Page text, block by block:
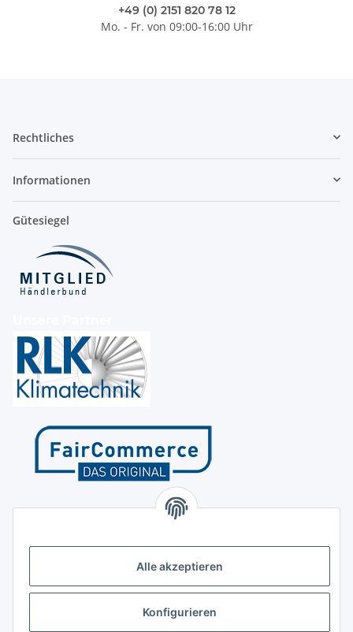
Alle akzeptieren
Konfigurieren
+49 (0) 2151 820 78 12
Mo. - Fr. von 09:00-16:00 Uhr
Rechtliches
Informationen
Gütesiegel